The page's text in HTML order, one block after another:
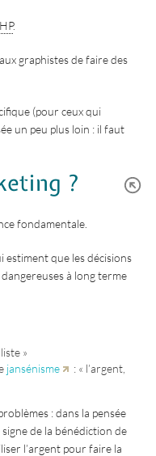
.
graphistes de faire des
(pour ceux qui
un peu plus loin : il faut
?
fondamentale.
estiment que les décisions
à long terme
»
jansénisme
: « l’argent,
: dans la pensée
de la bénédiction de
l’argent pour faire la